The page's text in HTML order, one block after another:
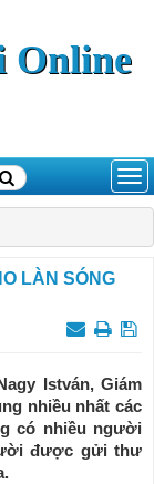
Online
LÀN SÓNG
István, Giám
nhiều nhất các
có nhiều người
được gửi thư